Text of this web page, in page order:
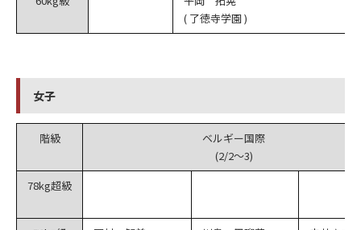
( 了徳寺学園 )
女子
階級
ベルギー国際
(2/2～3)
78kg超級